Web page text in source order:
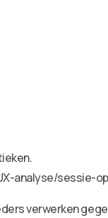
analyse/sessie-
verwerken